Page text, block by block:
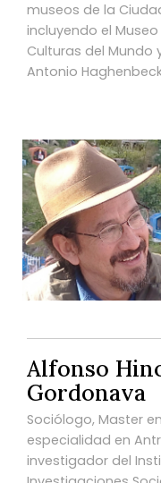
museos de la
incluyendo el
Culturas del Mundo
Antonio
Alfonso
Gordonava
Sociólogo, Master
especialidad en
investigador del